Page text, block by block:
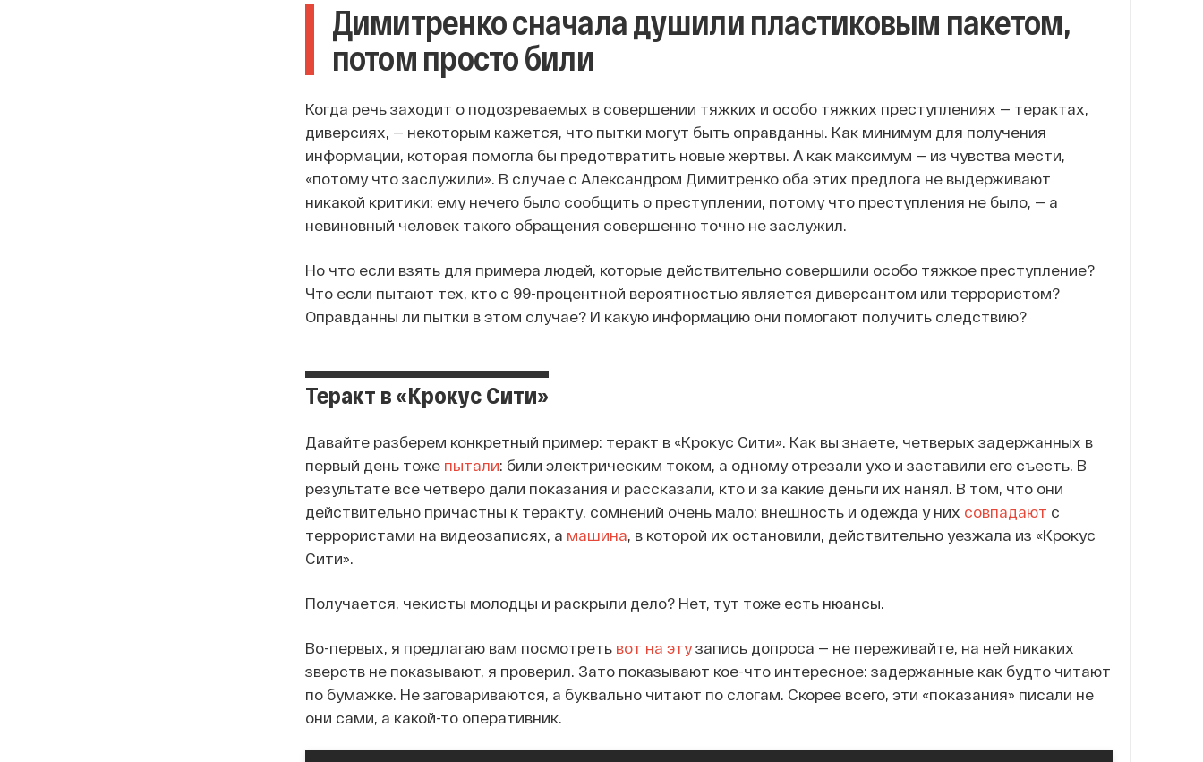
Димитренко сначала душили пластиковым пакетом,
потом просто били
Когда речь заходит о подозреваемых в совершении тяжких и особо тяжких преступлениях — терактах,
диверсиях, — некоторым кажется, что пытки могут быть оправданны. Как минимум для получения
информации, которая помогла бы предотвратить новые жертвы. А как максимум — из чувства мести,
«потому что заслужили». В случае с Александром Димитренко оба этих предлога не выдерживают
никакой критики: ему нечего было сообщить о преступлении, потому что преступления не было, — а
невиновный человек такого обращения совершенно точно не заслужил.
Но что если взять для примера людей, которые действительно совершили особо тяжкое преступление?
Что если пытают тех, кто с 99-процентной вероятностью является диверсантом или террористом?
Оправданны ли пытки в этом случае? И какую информацию они помогают получить следствию?
Теракт в «Крокус Сити»
Давайте разберем конкретный пример: теракт в «Крокус Сити». Как вы знаете, четверых задержанных в
первый день тоже пытали: били электрическим током, а одному отрезали ухо и заставили его съесть. В
результате все четверо дали показания и рассказали, кто и за какие деньги их нанял. В том, что они
действительно причастны к теракту, сомнений очень мало: внешность и одежда у них совпадают с
террористами на видеозаписях, а машина, в которой их остановили, действительно уезжала из «Крокус
Сити».
Получается, чекисты молодцы и раскрыли дело? Нет, тут тоже есть нюансы.
Во-первых, я предлагаю вам посмотреть вот на этузапись допроса — не переживайте, на ней никаких
зверств не показывают, я проверил. Зато показывают кое-что интересное: задержанные как будто читают
по бумажке. Не заговариваются, а буквально читают по слогам. Скорее всего, эти «показания» писали не
они сами, а какой-то оперативник.